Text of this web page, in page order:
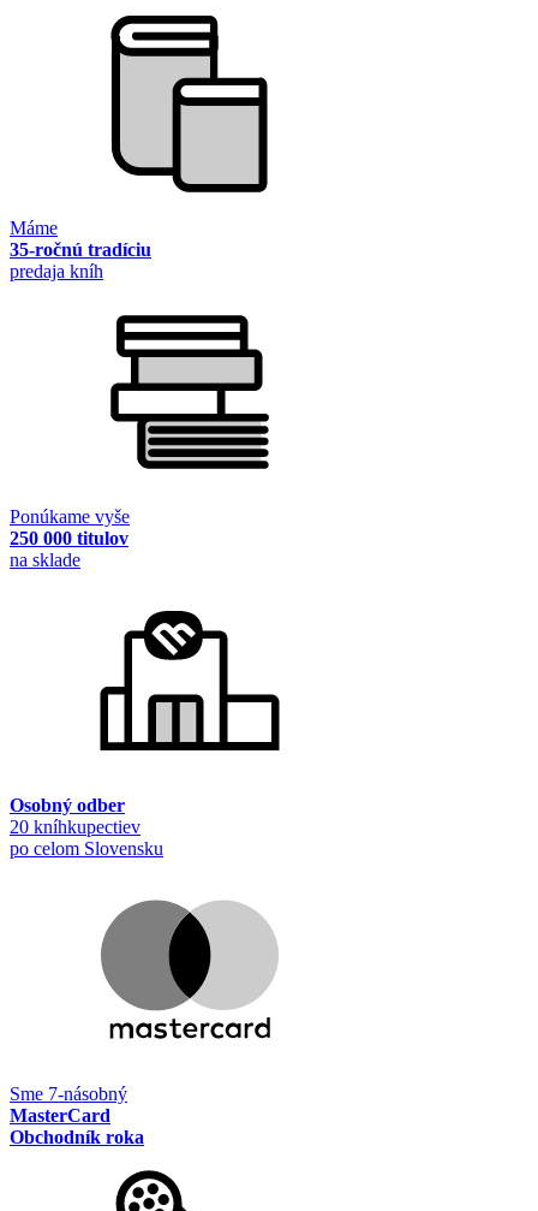
Máme
35-ročnú tradíciu
predaja kníh
Ponúkame vyše
250 000 titulov
na sklade
Osobný odber
20 kníhkupectiev
po celom Slovensku
Sme 7-násobný
MasterCard
Obchodník roka